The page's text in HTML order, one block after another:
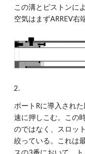
この溝とピストンに
空気はまずARREV右
2.
ポートRに導入され
速に押しこむ。この
のではなく、スロッ
絞っている。これは